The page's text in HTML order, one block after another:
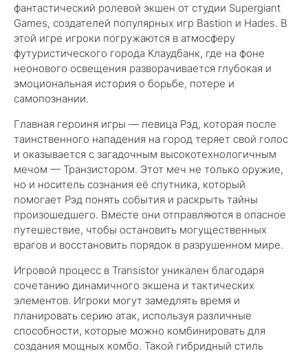
фантастический ролевой экшен от студии Supergiant
Games, создателей популярных игр Bastion и Hades. В
этой игре игроки погружаются в атмосферу
футуристического города Клаудбанк, где на фоне
неонового освещения разворачивается глубокая и
эмоциональная история о борьбе, потере и
самопознании.
Главная героиня игры — певица Рэд, которая после
таинственного нападения на город теряет свой голос
и оказывается с загадочным высокотехнологичным
мечом — Транзистором. Этот меч не только оружие,
но и носитель сознания её спутника, который
помогает Рэд понять события и раскрыть тайны
произошедшего. Вместе они отправляются в опасное
путешествие, чтобы остановить могущественных
врагов и восстановить порядок в разрушенном мире.
Игровой процесс в Transistor уникален благодаря
сочетанию динамичного экшена и тактических
элементов. Игроки могут замедлять время и
планировать серию атак, используя различные
способности, которые можно комбинировать для
создания мощных комбо. Такой гибридный стиль